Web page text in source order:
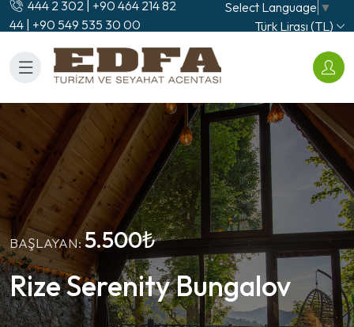
444 2 302 | +90 464 214 82
44 | +90 549 535 30 00
Select Language ▼
Türk Lirası (TL)
BAŞLAYAN:5.500₺
Rize Serenity Bungalov